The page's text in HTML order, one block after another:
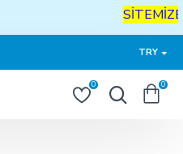
SİTEMİZE
TRY
0 0